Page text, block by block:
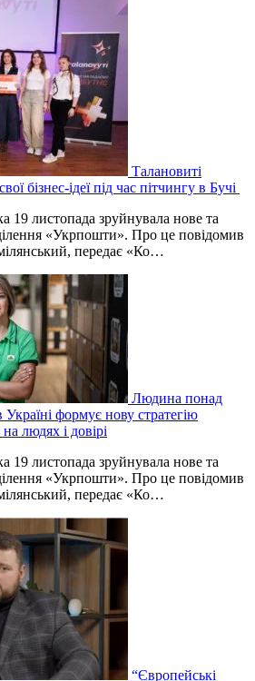
Талановиті
бізнес-ідеї під час пітчингу в Бучі
19 листопада зруйнувала нове та
«Укрпошти». Про це повідомив
передає «Ко…
Людина понад
формує нову стратегію
людях і довірі
19 листопада зруйнувала нове та
«Укрпошти». Про це повідомив
передає «Ко…
“Європейські